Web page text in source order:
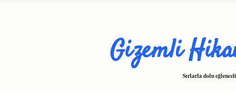
Gizemli
Sırlarla dolu